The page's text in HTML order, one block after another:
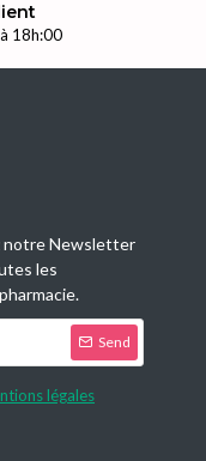
18h:00
notre Newsletter
les
Send
légales